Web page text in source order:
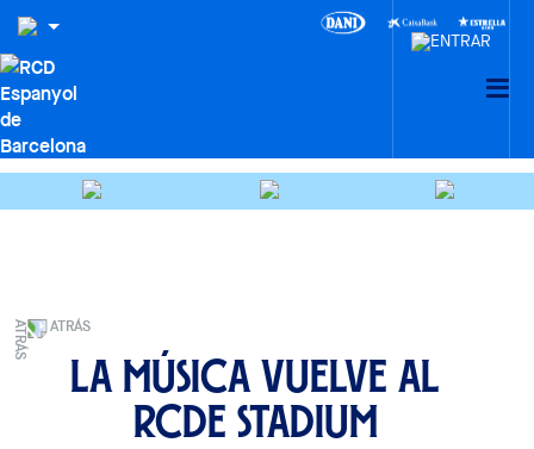
ATRÁS
La música vuelve al
RCDE Stadium